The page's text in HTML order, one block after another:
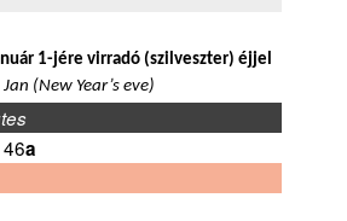
1-jére virradó (szilveszter) éjjel
(New Year’s eve)
46a